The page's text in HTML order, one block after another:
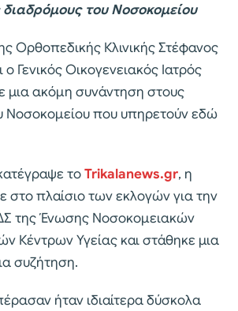
του Νοσοκομείου
Ορθοπεδικής Κλινικής Στέφανος
Γενικός Οικογενειακός Ιατρός
μια ακόμη συνάντηση στους
Νοσοκομείου που υπηρετούν εδώ
τοTrikalanews.gr, η
στο πλαίσιο των εκλογών για την
της Ένωσης Νοσοκομειακών
Κέντρων Υγείας και στάθηκε μια
συζήτηση.
ήταν ιδιαίτερα δύσκολα